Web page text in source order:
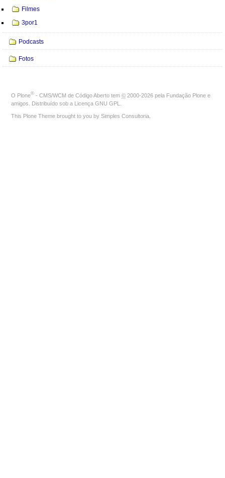
Filmes
3por1
Podcasts
Fotos
O Plone® - CMS/WCM de Código Aberto tem © 2000-2026 pela Fundação Plone e
amigos. Distribuído sob a Licença GNU GPL
This Plone Theme brought to you by Simples Consultoria